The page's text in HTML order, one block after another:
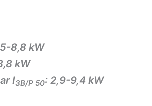
8,8 kW
kW
I3B/P 50: 2,9-9,4 kW